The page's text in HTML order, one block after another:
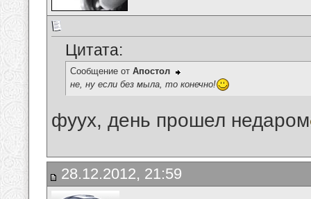
Цитата:
Сообщение от Апостол
не, ну если без мыла, то конечно!
фуух, день прошел недаром
28.12.2012, 21:59